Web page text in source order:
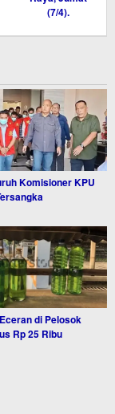
Komisioner KPU
di Pelosok
Rp 25 Ribu